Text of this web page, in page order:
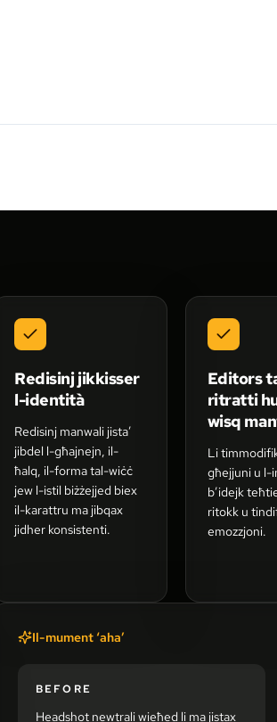
Redisinj jikkisser
l-identità
Redisinj manwali jista’
jibdel l-għajnejn, il-
ħalq, il-forma tal-wiċċ
jew l-istil biżżejjed biex
il-karattru ma jibqax
jidher konsistenti.
Editors
ritratti
wisq
Li
għejjuni u l-
b’idejk
ritokk u
emozzjoni.
Il-mument ‘aha’
BEFORE
Headshot newtrali wieħed li ma jistax